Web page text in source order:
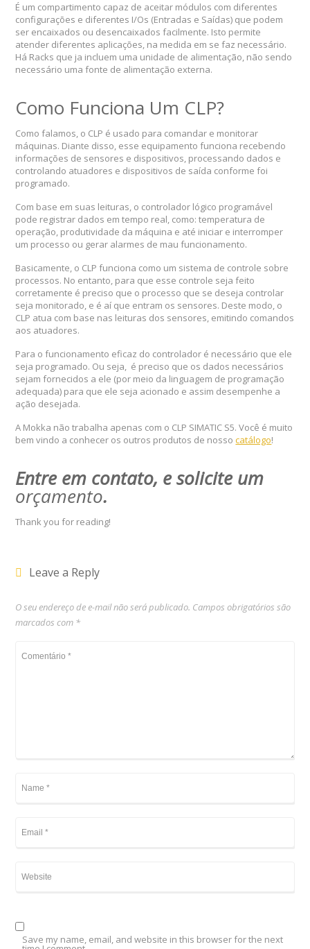
É um compartimento capaz de aceitar módulos com diferentes
configurações e diferentes I/Os (Entradas e Saídas) que podem
ser encaixados ou desencaixados facilmente. Isto permite
atender diferentes aplicações, na medida em se faz necessário.
Há Racks que ja incluem uma unidade de alimentação, não sendo
necessário uma fonte de alimentação externa.
Como Funciona Um CLP?
Como falamos, o CLP é usado para comandar e monitorar
máquinas. Diante disso, esse equipamento funciona recebendo
informações de sensores e dispositivos, processando dados e
controlando atuadores e dispositivos de saída conforme foi
programado.
Com base em suas leituras, o controlador lógico programável
pode registrar dados em tempo real, como: temperatura de
operação, produtividade da máquina e até iniciar e interromper
um processo ou gerar alarmes de mau funcionamento.
Basicamente, o CLP funciona como um sistema de controle sobre
processos. No entanto, para que esse controle seja feito
corretamente é preciso que o processo que se deseja controlar
seja monitorado, e é aí que entram os sensores. Deste modo, o
CLP atua com base nas leituras dos sensores, emitindo comandos
aos atuadores.
Para o funcionamento eficaz do controlador é necessário que ele
seja programado. Ou seja, é preciso que os dados necessários
sejam fornecidos a ele (por meio da linguagem de programação
adequada) para que ele seja acionado e assim desempenhe a
ação desejada.
A Mokka não trabalha apenas com o CLP SIMATIC S5. Você é muito
bem vindo a conhecer os outros produtos de nossocatálogo!
Entre em contato, e solicite um
orçamento.
Thank you for reading!
Leave a Reply
O seu endereço de e-mail não será publicado. Campos obrigatórios são
marcados com *
Save my name, email, and website in this browser for the next